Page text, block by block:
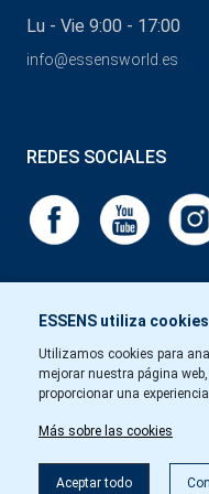
ESSENS utiliza cookies
Utilizamos cookies para
mejorar nuestra página
proporcionar una
Más sobre las cookies
Aceptar todo
Lu - Vie 9:00 - 17:00
info@essensworld.es
REDES SOCIALES